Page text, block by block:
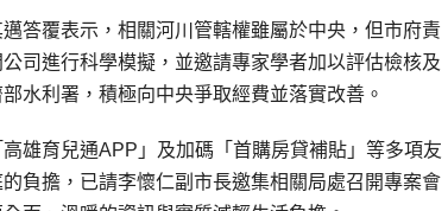
答覆表示，相關河川管轄權雖屬於中央，但市府責
司進行科學模擬，並邀請專家學者加以評估檢核及
水利署，積極向中央爭取經費並落實改善。
雄育兒通APP」及加碼「首購房貸補貼」等多項友
負擔，已請李懷仁副市長邀集相關局處召開專案會